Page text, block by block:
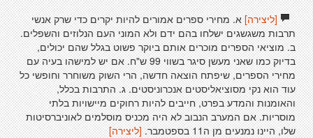
[ליצירה]א. מחירי ספרים אמורים להיות יקרים כדי שרק אנשי
תרבות משגשגים ישלחו בהם ידם ולא המוני העם הנלוזים והשפלים.
ב. מוציאי הספרים מוכרים אותם ביוקר פשוט בגלל שהם יכולים,
בדיוק כמו שאני מעשן סיגר בשווי 99 ש"ח. אם יש למישהו בעיה עם
מחירי הספרים, שיפתח הוצאה חדשה, הרי השוק משוחרר וחופשי כל
עוד הוא נקי מסוציאליסטים אנכרוניסטים. ג. התרבות בכלל,
והאומנות והמדע בפרט, חייבים להיות רחוקים מיישויות בלתי
מוסריות. אם המערב הנבוב לא היה מכניס מוסלמים לאוניברסיטות
שלו, היינו נמנעים מן ה11 בספטמבר.
[ליצירה]